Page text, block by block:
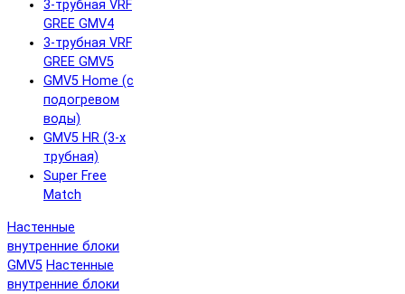
3-трубная VRF
GREE GMV4
3-трубная VRF
GREE GMV5
GMV5 Home (с
подогревом
воды)
GMV5 HR (3-х
трубная)
Super Free
Match
Настенные
внутренние блоки
GMV5 Настенные
внутренние блоки